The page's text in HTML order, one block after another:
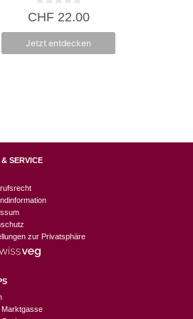
0
v
5
CHF22.00
Jetzt entdecken
& SERVICE
zur Privatsphäre
Marktgasse